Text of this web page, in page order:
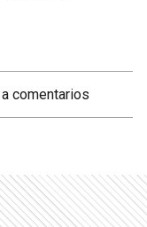
comentarios